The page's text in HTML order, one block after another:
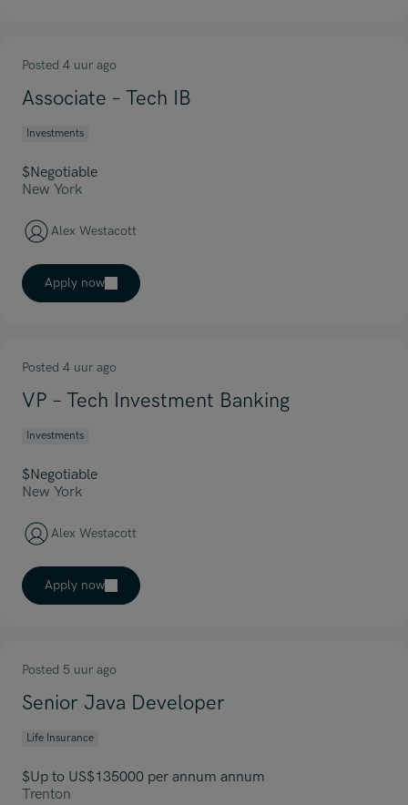
Posted 4 uur ago
Associate – Tech IB
Investments
$Negotiable
New York
Alex Westacott
Apply now
Posted 4 uur ago
VP – Tech Investment Banking
Investments
$Negotiable
New York
Alex Westacott
Apply now
Posted 5 uur ago
Senior Java Developer
Life Insurance
$Up to US$135000 per annum annum
Trenton